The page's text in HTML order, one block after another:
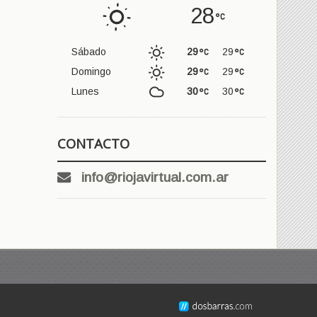
28
Sábado 29
29
Domingo
29
29
Lunes
30
30
CONTACTO
info@riojavirtual.com.ar